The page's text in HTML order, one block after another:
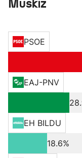
Muskiz
PSOE
EAJ-PNV
EH BILDU
18.6%